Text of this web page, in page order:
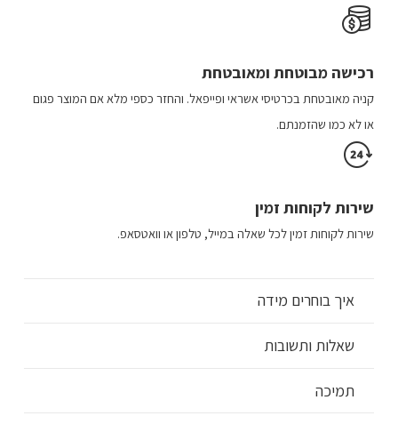
רכישה​ מבוטחת ​ומאובטחת
קניה מאובטחת בכרטיסי אשראי ופייפאל. והחזר כספי מלא אם המוצר פגום
או לא כמו שהזמנתם.
שירות לקוחות זמין
שירות לקוחות זמין לכל שאלה במייל, טלפון או וואטסאפ.
איך בוחרים מידה
שאלות ותשובות
תמיכה